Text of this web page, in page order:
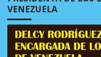
VENEZUELA